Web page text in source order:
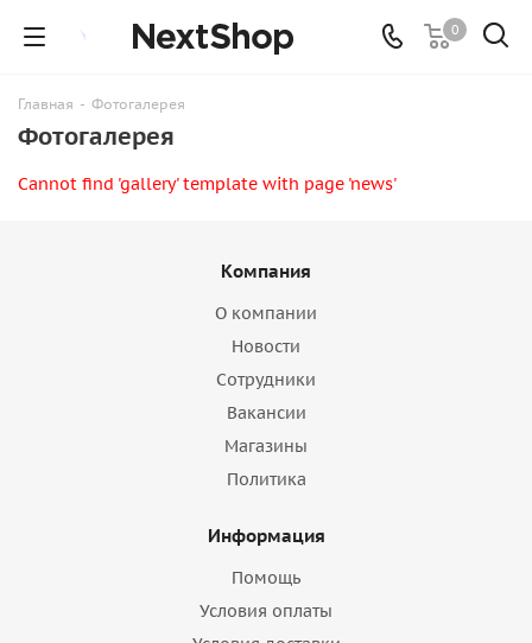
0
Главная - Фотогалерея
Фотогалерея
Cannot find 'gallery' template with page 'news'
Компания
О компании
Новости
Сотрудники
Вакансии
Магазины
Политика
Информация
Помощь
Условия оплаты